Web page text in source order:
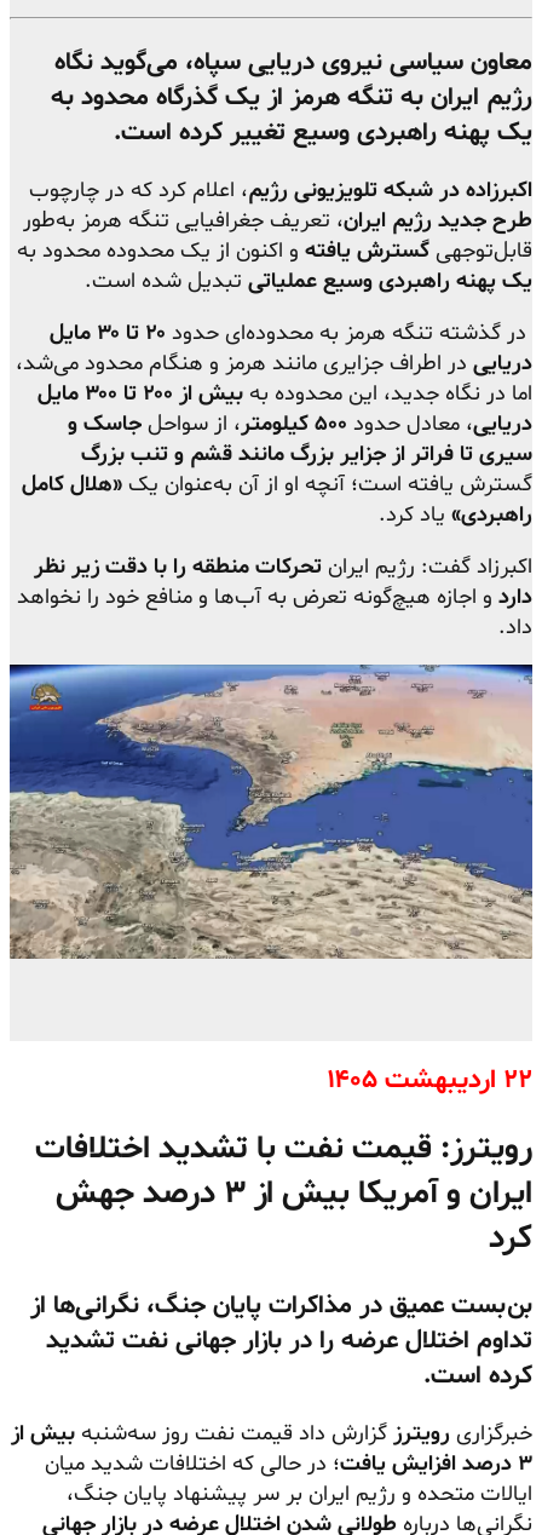
معاون سیاسی نیروی دریایی سپاه، می‌گوید نگاه
رژیم ایران به تنگه هرمز از یک گذرگاه محدود به
یک پهنه راهبردی وسیع تغییر کرده است.
اکبرزاده در شبکه تلویزیونی رژیم، اعلام کرد که در چارچوب
طرح جدید رژیم ایران، تعریف جغرافیایی تنگه هرمز به‌طور
قابل‌توجهی گسترش یافته و اکنون از یک محدوده محدود به
یک پهنه راهبردی وسیع عملیاتی تبدیل شده است.
در گذشته تنگه هرمز به محدوده‌ای حدود
۲۰ تا ۳۰ مایل
دریایی در اطراف جزایری مانند هرمز و هنگام محدود می‌شد،
اما در نگاه جدید، این محدوده به
بیش از ۲۰۰ تا ۳۰۰ مایل
دریایی، معادل حدود ۵۰۰ کیلومتر ، از سواحل جاسک و
سیری تا فراتر از جزایر بزرگ مانند قشم و تنب بزرگ
گسترش یافته است؛ آنچه او از آن به‌عنوان یک «هلال کامل
راهبردی» یاد کرد.
اکبرزاد گفت: رژیم ایران تحرکات منطقه را با دقت زیر نظر
دارد و اجازه هیچ‌گونه تعرض به آب‌ها و منافع خود را نخواهد
داد.
۲۲ اردیبهشت ۱۴۰۵
رویترز: قیمت نفت با تشدید اختلافات
ایران و آمریکا بیش از ۳ درصد جهش
کرد
بن‌بست عمیق در مذاکرات پایان جنگ، نگرانی‌ها از
تداوم اختلال عرضه را در بازار جهانی نفت تشدید
کرده است.
خبرگزاری رویترز گزارش داد قیمت نفت روز سه‌شنبه بیش از
۳ درصد افزایش یافت
؛ در حالی که اختلافات شدید میان
ایالات متحده و رژیم ایران بر سر پیشنهاد پایان جنگ،
نگرانی‌ها درباره طولانی شدن اختلال عرضه در بازار جهانی